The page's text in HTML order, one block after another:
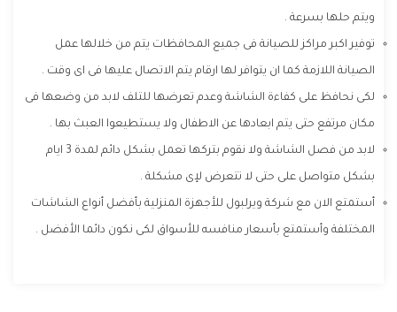
ويتم حلها بسرعة .
توفير اكبر مراكز للصيانة فى جميع المحافظات يتم من خلالها عمل
الصيانة اللازمة كما ان يتوافر لها ارقام يتم الاتصال عليها فى اى وقت .
لكى نحافظ على كفاءة الشاشة وعدم تعرضها للتلف لابد من وضعها فى
مكان مرتفع حتى يتم ابعادها عن الاطفال ولا يستطيعوا العبث بها .
لابد من فصل الشاشة ولا نقوم بتركها تعمل بشكل دائم لمدة 3 ايام
بشكل متواصل على حتى لا تتعرض لإى مشكلة .
أستمتع الان مع شركة ويرلبول للأجهزة المنزلية بأفضل أنواع الشاشات
المختلفة وأستمتع بأسعار منافسه للأسواق لكى نكون دائما الأفضل .